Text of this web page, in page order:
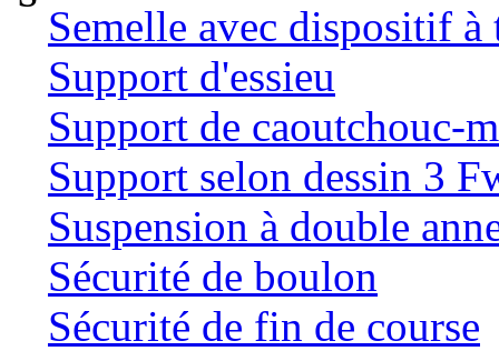
Semelle avec dispositif
Support d'essieu
Support de caoutchouc-
Support selon dessin 3
Suspension à double
Sécurité de boulon
Sécurité de fin de course